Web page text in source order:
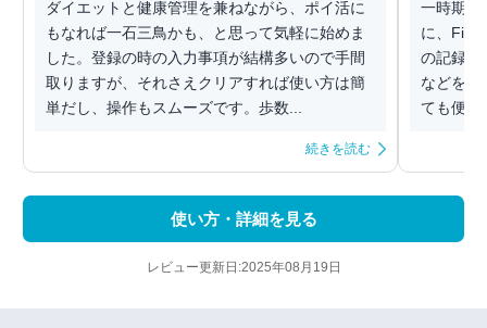
ダイエットと健康管理を兼ねながら、ポイ活に
もなれば一石三鳥かも、と思って気軽に始めま
した。登録の時の入力事項が結構多いので手間
取りますが、それさえクリアすれば使い方は簡
単だし、操作もスムーズです。歩数...
続きを読む
一時期ダ
に、
の記録、
などをす
ても便利
使い方・詳細を見る
レビュー更新日:2025年08月19日